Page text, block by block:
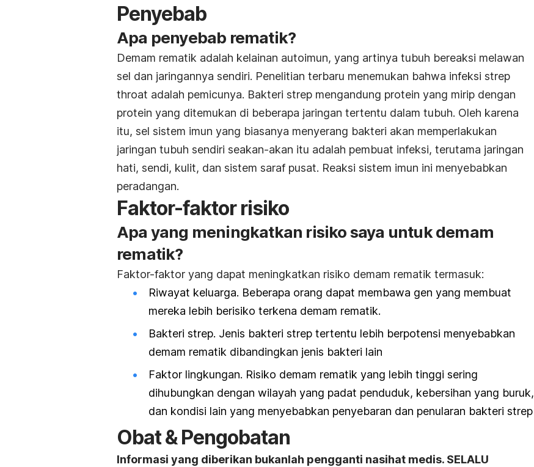
Penyebab
Apa penyebab rematik?
Demam rematik adalah kelainan autoimun, yang artinya tubuh bereaksi melawan
sel dan jaringannya sendiri. Penelitian terbaru menemukan bahwa infeksi strep
throat adalah pemicunya. Bakteri strep mengandung protein yang mirip dengan
protein yang ditemukan di beberapa jaringan tertentu dalam tubuh. Oleh karena
itu, sel sistem imun yang biasanya menyerang bakteri akan memperlakukan
jaringan tubuh sendiri seakan-akan itu adalah pembuat infeksi, terutama jaringan
hati, sendi, kulit, dan sistem saraf pusat. Reaksi sistem imun ini menyebabkan
peradangan.
Faktor-faktor risiko
Apa yang meningkatkan risiko saya untuk demam
rematik?
Faktor-faktor yang dapat meningkatkan risiko demam rematik termasuk:
Riwayat keluarga. Beberapa orang dapat membawa gen yang membuat
mereka lebih berisiko terkena demam rematik.
Bakteri strep. Jenis bakteri strep tertentu lebih berpotensi menyebabkan
demam rematik dibandingkan jenis bakteri lain
Faktor lingkungan. Risiko demam rematik yang lebih tinggi sering
dihubungkan dengan wilayah yang padat penduduk, kebersihan yang buruk,
dan kondisi lain yang menyebabkan penyebaran dan penularan bakteri strep
Obat & Pengobatan
Informasi yang diberikan bukanlah pengganti nasihat medis. SELALU